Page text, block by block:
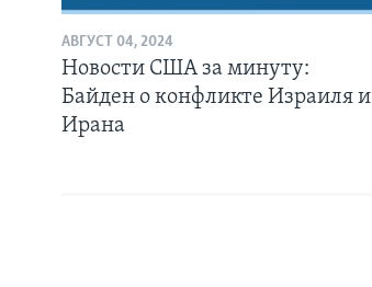
АВГУСТ 04, 2024
Новости США за минуту:
Байден о конфликте Израиля и
Ирана